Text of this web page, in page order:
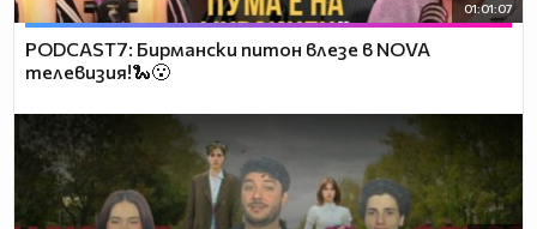
01:01:07
PODCAST7: Бирмански питон влезе в NOVA
телевизия!🐍😮